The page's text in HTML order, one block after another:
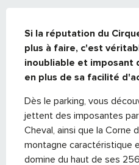
Si la réputation du
plus à faire, c'est
inoubliable et imposant
en plus de sa facilité
Dès le parking, vous
jettent des imposantes
Cheval, ainsi que la Corne
montagne caractéristique
domine du haut de ses